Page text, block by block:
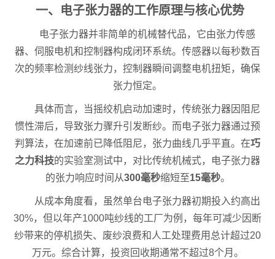
一、电子张力器的工作原理与核心优势
电子张力器并非简单的机械替代品，它由张力传感
器、伺服电机和控制器构成闭环系统。传感器以每秒数百
次的频率检测纱线张力，控制器瞬间调整电机扭矩，确保
张力恒定。
具体而言，当摇绞机启动加速时，传统张力器因阻尼
惯性滞后，导致张力骤升引发断纱。而电子张力器通过预
判算法，在加速前已降低阻尼，张力曲线几乎平直。在巧
之力科技的实验室测试中，对比传统机械式，电子张力器
的张力响应时间从300毫秒缩短至15毫秒。
从成本角度看，虽然单台电子张力器初期投入约高出
30%，但以年产1000吨纱线的工厂为例，每年可减少因断
纱带来的停机损失、废纱浪费和人工处理费用总计超过20
万元。综合计算，投资回收期通常不超过8个月。